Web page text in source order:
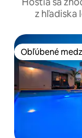
z hľadiska
Obľúbené
Obľúbené